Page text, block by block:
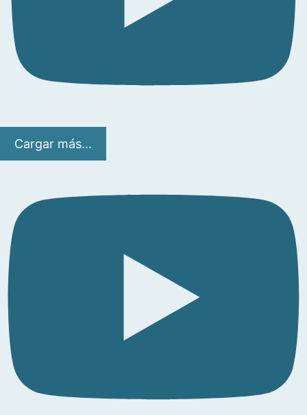
Cargar más...